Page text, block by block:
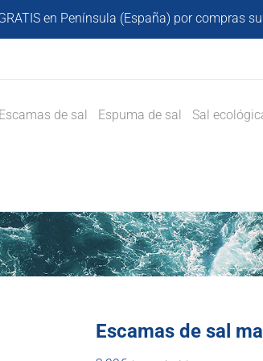
en Península (España) por compras
Escamas de sal Espuma de sal Sal
Escamas de sal